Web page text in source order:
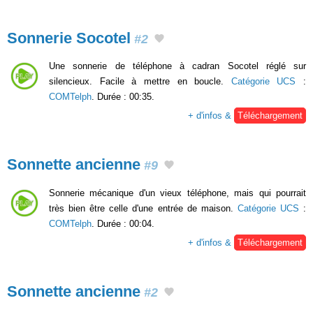
Sonnerie Socotel #2
Une sonnerie de téléphone à cadran Socotel réglé sur
silencieux. Facile à mettre en boucle. Catégorie UCS :
COMTelph. Durée : 00:35.
+ d'infos & Téléchargement
Sonnette ancienne #9
Sonnerie mécanique d'un vieux téléphone, mais qui pourrait
très bien être celle d'une entrée de maison. Catégorie UCS :
COMTelph. Durée : 00:04.
+ d'infos & Téléchargement
Sonnette ancienne #2